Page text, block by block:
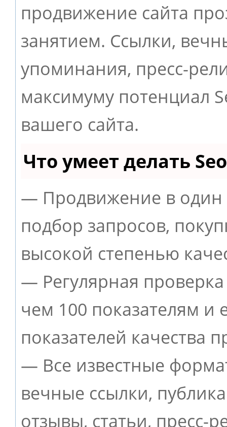
продвижение сайта
занятием. Ссылки,
упоминания, пресс-
максимуму потенциал
вашего сайта.
Что умеет делать
— Продвижение в один
подбор запросов,
высокой степенью
— Регулярная
чем 100 показателям и
показателей качества
— Все известные
вечные ссылки,
отзывы, статьи, пресс-